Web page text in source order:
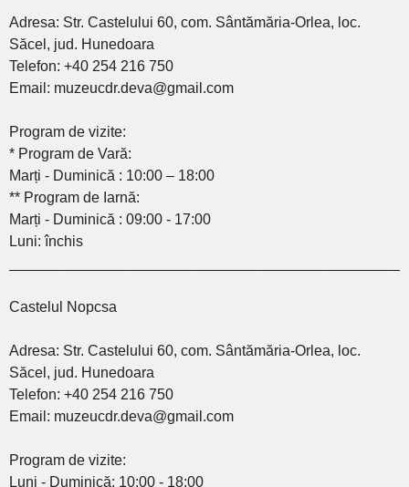
Adresa: Str. Castelului 60, com. Sântămăria-Orlea, loc.
Săcel, jud. Hunedoara
Telefon: +40 254 216 750
Email: muzeucdr.deva@gmail.com
Program de vizite:
* Program de Vară:
Marți - Duminică : 10:00 – 18:00
** Program de Iarnă:
Marți - Duminică : 09:00 - 17:00
Luni: închis
Castelul Nopcsa
Adresa: Str. Castelului 60, com. Sântămăria-Orlea, loc.
Săcel, jud. Hunedoara
Telefon: +40 254 216 750
Email: muzeucdr.deva@gmail.com
Program de vizite:
Luni - Duminică: 10:00 - 18:00